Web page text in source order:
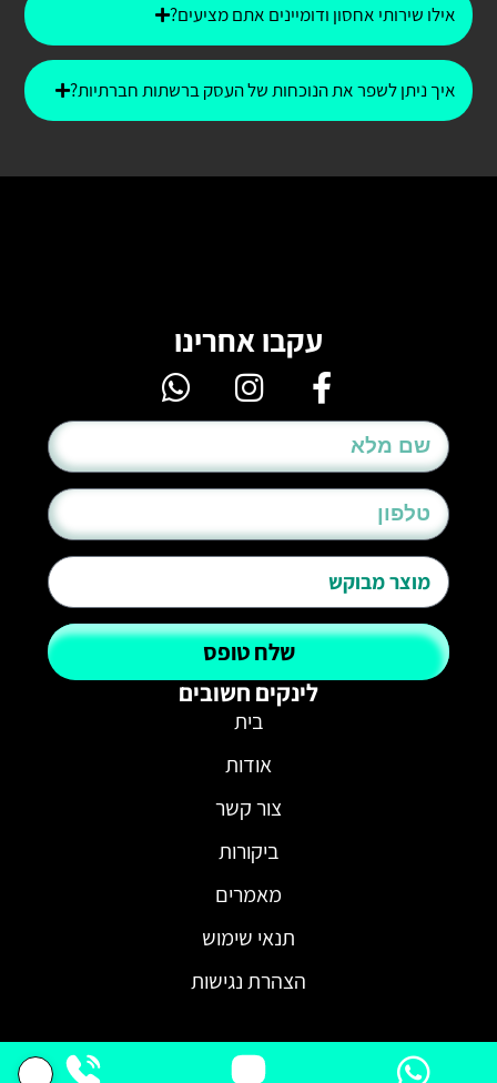
אילו שירותי אחסון ודומיינים אתם מציעים?
איך ניתן לשפר את הנוכחות של העסק ברשתות חברתיות?
עקבו אחרינו
שלח טופס
לינקים חשובים
בית
אודות
צור קשר
ביקורות
מאמרים
תנאי שימוש
הצהרת נגישות